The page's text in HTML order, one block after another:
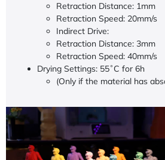
Retraction Distance: 1mm
Retraction Speed: 20mm/s
Indirect Drive:
Retraction Distance: 3mm
Retraction Speed: 40mm/s
Drying Settings: 55˚C for 6h
(Only if the material has